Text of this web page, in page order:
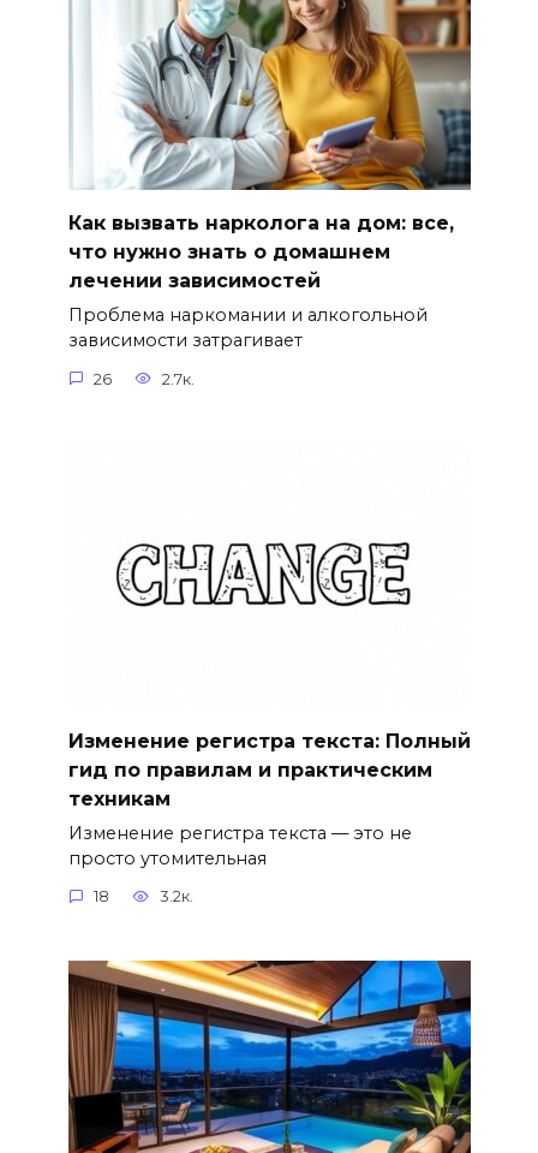
Как вызвать нарколога на дом: все,
что нужно знать о домашнем
лечении зависимостей
Проблема наркомании и алкогольной
зависимости затрагивает
26 2.7к.
Изменение регистра текста: Полный
гид по правилам и практическим
техникам
Изменение регистра текста — это не
просто утомительная
18 3.2к.